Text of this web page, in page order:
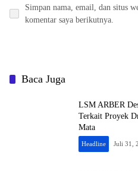
Simpan nama, email, dan situs
komentar saya berikutnya.
Baca Juga
LSM ARBER
Terkait Proyek
Mata
Headline Juli 31,